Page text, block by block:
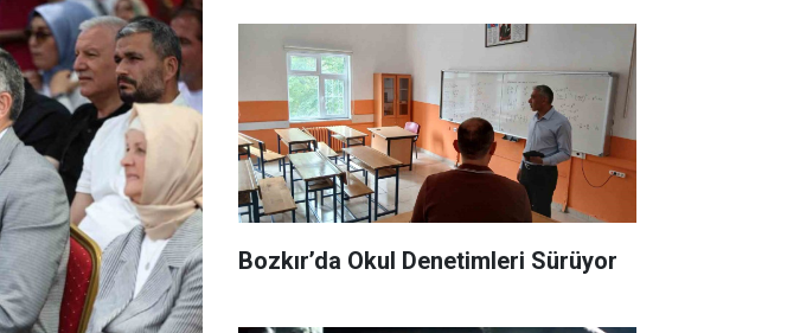
Bozkır’da Okul Denetimleri Sürüyor